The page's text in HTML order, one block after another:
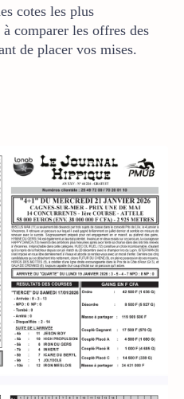
cotes les plus
comparer les offres des
de placer vos mises.